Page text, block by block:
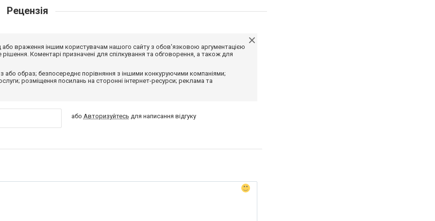
Рецензія
або враження іншим користувачам нашого сайту з обов'язковою аргументацією
Коментарі призначені для спілкування та обговорення, а також для
або образ; безпосереднє порівняння з іншими конкуруючими компаніями;
розміщення посилань на сторонні інтернет-ресурси; реклама та
або Авторизуйтесь для написання відгуку